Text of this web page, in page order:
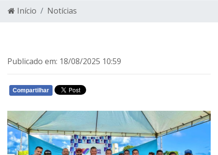
Início Notícias
Publicado em: 18/08/2025 10:59
Compartilhar